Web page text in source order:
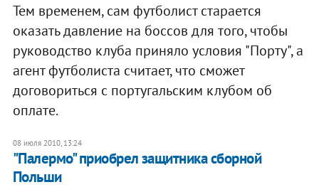
Тем временем, сам футболист старается
оказать давление на боссов для того, чтобы
руководство клуба приняло условия "Порту", а
агент футболиста считает, что сможет
договориться с португальским клубом об
оплате.
08 июля 2010, 13:24
"Палермо" приобрел защитника сборной
Польши